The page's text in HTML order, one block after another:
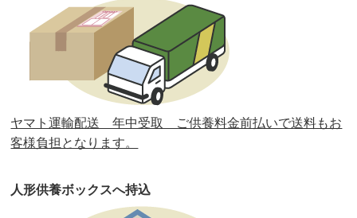
第32回人形供養祭 令和元年6月12日(水)
第31回人形供養祭 平成31年3月13日(水)
第30回人形供養祭平成30年11月28日(水)
第29回人形供養祭平成30年5月23日(水)
第27回人形供養祭平成29年6月14日(水)
ヤマト運輸配送 年中受取 ご供養料金前払いで送料もお
客様負担となります。
人形供養ボックスへ持込